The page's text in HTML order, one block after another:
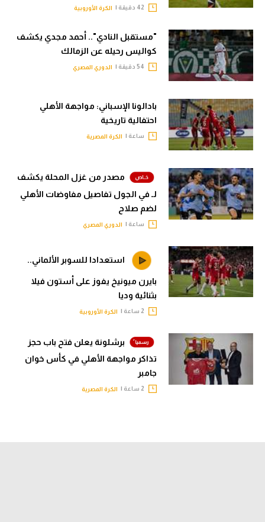
الكرة الأوروبية
"مستقبل النادي".. أحمد مجدي يكشف
كواليس رحيله عن الزمالك
الدوري المصري
بادالونا الإسباني: مواجهة الأهلي
احتفالية تاريخية
ساعة | الكرة المصرية
مصدر من غزل المحلة يكشف
لـ في الجول تفاصيل مفاوضات الأهلي
لضم صلاح
ساعة | الدوري المصري
استعدادا للسوبر الألماني..
بايرن ميونيخ يفوز على أستون فيلا
بثنائية وديا
الكرة الأوروبية
برشلونة يعلن فتح باب حجز
تذاكر مواجهة الأهلي في كأس خوان
جامبر
الكرة المصرية